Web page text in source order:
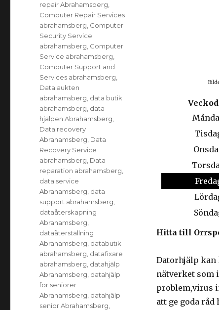
Hitta till
Datorhjälp kan
nätverket som
problem,virus
att ge goda
repair Abrahamsberg
Computer Repair Services
abrahamsberg Computer
Security Service
abrahamsberg Computer
Service abrahamsberg
Computer Support and
Services abrahamsberg
Data aukten
abrahamsberg data butik
abrahamsberg data
hjälpen Abrahamsberg
Data recovery
Abrahamsberg Data
Recovery Service
abrahamsberg Data
reparation abrahamsberg
data service
Abrahamsberg data
support abrahamsberg
dataåterskapning
Abrahamsberg
dataåterställning
Abrahamsberg databutik
abrahamsberg datafixare
abrahamsberg datahjälp
Abrahamsberg datahjälp
för seniorer
Abrahamsberg datahjälp
senior Abrahamsberg